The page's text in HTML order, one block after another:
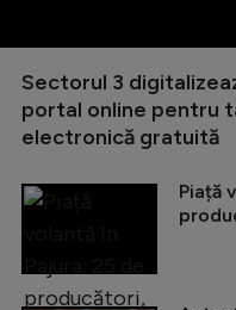
Sectorul 3
portal online pentru
electronică gratuită
Piață